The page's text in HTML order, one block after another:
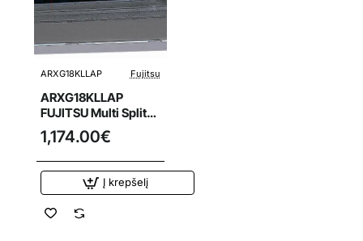
ARXG18KLLAP Fujitsu
ARXG18KLLAP
FUJITSU Multi Split
oro kondicionieriaus
5.2/6.0 kW ortakinis
vidinis blokas
1,174.00€
Į krepšelį